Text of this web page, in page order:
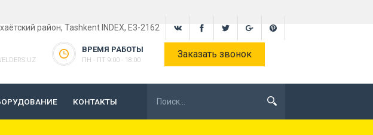
район, Tashkent INDEX, E3-2162
ВРЕМЯ РАБОТЫ
ПН - ПТ 9:00 - 18:00
Заказать звонок
КОНТАКТЫ